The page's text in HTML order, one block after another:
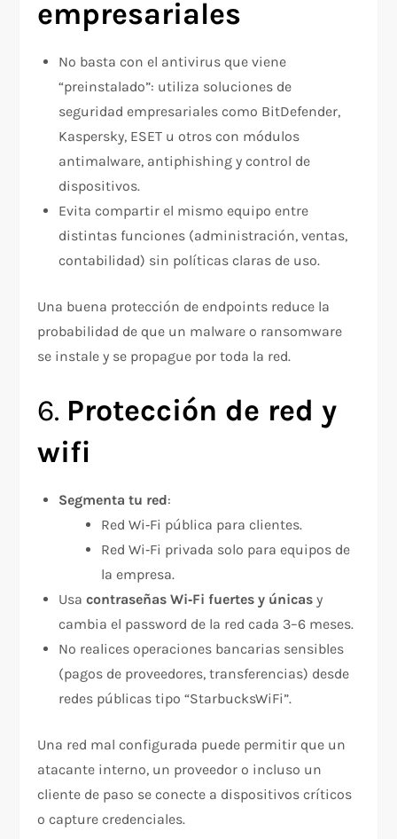
empresariales
No basta con el antivirus que viene
“preinstalado”: utiliza soluciones de
seguridad empresariales como BitDefender,
Kaspersky, ESET u otros con módulos
antimalware, antiphishing y control de
dispositivos.
Evita compartir el mismo equipo entre
distintas funciones (administración, ventas,
contabilidad) sin políticas claras de uso.
Una buena protección de endpoints reduce la
probabilidad de que un malware o ransomware
se instale y se propague por toda la red.
6. Protección de red y
wifi
Segmenta tu red:
Red Wi‑Fi pública para clientes.
Red Wi‑Fi privada solo para equipos de
la empresa.
Usacontraseñas Wi‑Fi fuertes y únicas y
cambia el password de la red cada 3–6 meses.
No realices operaciones bancarias sensibles
(pagos de proveedores, transferencias) desde
redes públicas tipo “StarbucksWiFi”.
Una red mal configurada puede permitir que un
atacante interno, un proveedor o incluso un
cliente de paso se conecte a dispositivos críticos
o capture credenciales.